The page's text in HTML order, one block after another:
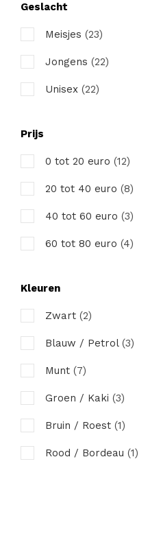
Geslacht
Meisjes (23)
Jongens (22)
Unisex (22)
Prijs
0 tot 20 euro (12)
20 tot 40 euro (8)
40 tot 60 euro (3)
60 tot 80 euro (4)
Kleuren
Zwart (2)
Blauw / Petrol (3)
Munt (7)
Groen / Kaki (3)
Bruin / Roest (1)
Rood / Bordeau (1)